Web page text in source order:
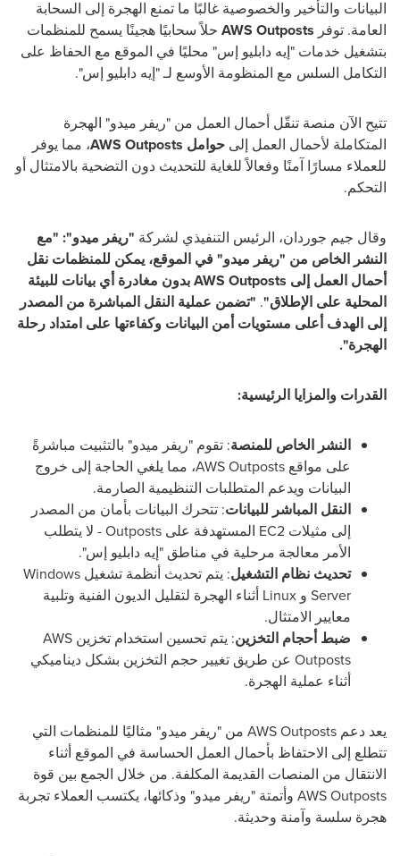
البيانات والتأخير والخصوصية غالبًا ما تمنع الهجرة إلى السحابة
العامة. توفر AWS Outposts حلاً سحابيًا هجينًا يسمح للمنظمات
بتشغيل خدمات "إيه دابليو إس" محليًا في الموقع مع الحفاظ على
التكامل السلس مع المنظومة الأوسع لـ "إيه دابليو إس".
تتيح الآن منصة تنقّل أحمال العمل من "ريفر ميدو" الهجرة
المتكاملة لأحمال العمل إلى حوامل AWS Outposts، مما يوفر
للعملاء مسارًا آمنًا وفعالاً للغاية للتحديث دون التضحية بالامتثال أو
التحكم.
وقال جيم جوردان، الرئيس التنفيذي لشركة "ريفر ميدو": "مع
النشر الخاص من "ريفر ميدو" في الموقع، يمكن للمنظمات نقل
أحمال العمل إلى AWS Outpostsبدون مغادرة أي بيانات للبيئة
المحلية على الإطلاق". "تضمن عملية النقل المباشرة من المصدر
إلى الهدف أعلى مستويات أمن البيانات وكفاءتها على امتداد رحلة
الهجرة".
القدرات والمزايا الرئيسية:
النشر الخاص للمنصة: تقوم "ريفر ميدو" بالتثبيت مباشرةً
على مواقع AWS Outposts، مما يلغي الحاجة إلى خروج
البيانات ويدعم المتطلبات التنظيمية الصارمة.
النقل المباشر للبيانات: تتحرك البيانات بأمان من المصدر
إلى مثيلات EC2 المستهدفة على Outposts- لا يتطلب
الأمر معالجة مرحلية في مناطق "إيه دابليو إس".
تحديث نظام التشغيل: يتم تحديث أنظمة تشغيل Windows
Server و Linux أثناء الهجرة لتقليل الديون الفنية وتلبية
معايير الامتثال.
ضبط أحجام التخزين: يتم تحسين استخدام تخزين AWS
Outposts عن طريق تغيير حجم التخزين بشكل ديناميكي
أثناء عملية الهجرة.
يعد دعم AWS Outposts من "ريفر ميدو" مثاليًا للمنظمات التي
تتطلع إلى الاحتفاظ بأحمال العمل الحساسة في الموقع أثناء
الانتقال من المنصات القديمة المكلفة. من خلال الجمع بين قوة
AWS Outposts وأتمتة "ريفر ميدو" وذكائها، يكتسب العملاء تجربة
هجرة سلسة وآمنة وحديثة.